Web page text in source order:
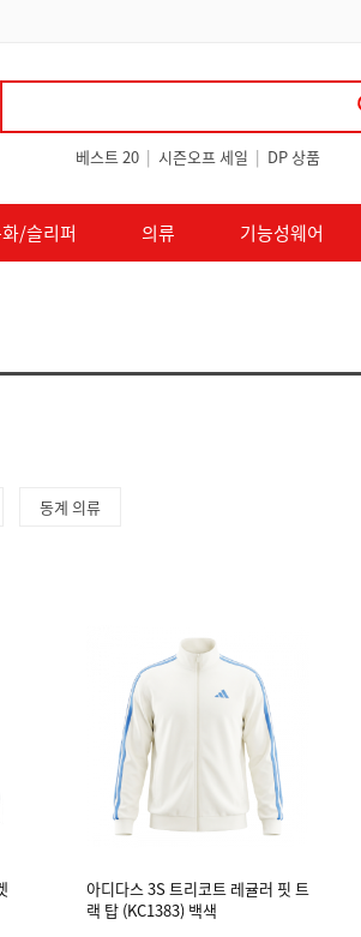
베스트 20 | 시즌오프 세일 | DP 상품
/슬리퍼 의류 기능성웨어
동계 의류
아디다스 3S 트리코트 레귤러 핏 트
랙 탑 (KC1383) 백색